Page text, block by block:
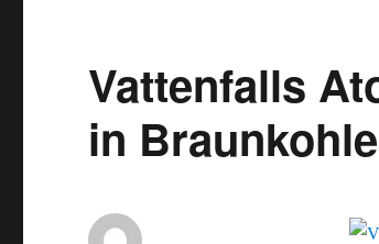
Vattenfalls
in